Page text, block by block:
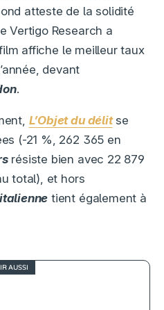
atteste de la solidité
Vertigo Research a
affiche le meilleur taux
devant
.
L’Objet du délitse
(-21 %, 262 365 en
résiste bien avec 22 879
total), et hors
tient également à
AUSSI